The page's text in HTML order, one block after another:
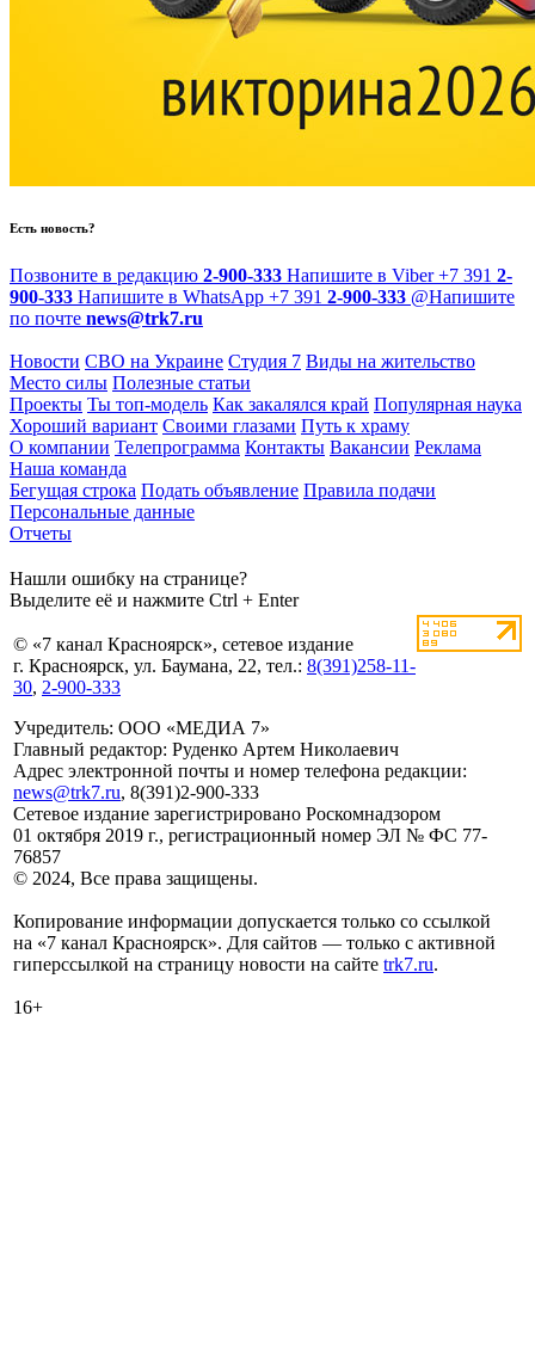
Есть новость?
Позвоните в редакцию 2-900-333 Напишите в Viber +7 391 2-
900-333 Напишите в WhatsApp +7 391 2-900-333 @Напишите
по почте news@trk7.ru
Новости СВО на Украине Студия 7 Виды на жительство
Место силы Полезные статьи
Проекты Ты топ-модель Как закалялся край Популярная наука
Хороший вариант Своими глазами Путь к храму
О компании Телепрограмма Контакты Вакансии Реклама
Наша команда
Бегущая строка Подать объявление Правила подачи
Персональные данные
Отчеты
Нашли ошибку на странице?
Выделите её и нажмите Ctrl + Enter
© «7 канал Красноярск», сетевое издание
г. Красноярск, ул. Баумана, 22, тел.: 8(391)258-11-
30, 2-900-333
Учредитель: ООО «МЕДИА 7»
Главный редактор: Руденко Артем Николаевич
Адрес электронной почты и номер телефона редакции:
news@trk7.ru, 8(391)2-900-333
Сетевое издание зарегистрировано Роскомнадзором
01 октября 2019 г., регистрационный номер ЭЛ № ФС 77-
76857
© 2024, Все права защищены.
Копирование информации допускается только со ссылкой
на «7 канал Красноярск». Для сайтов — только с активной
гиперссылкой на страницу новости на сайте trk7.ru.
16+